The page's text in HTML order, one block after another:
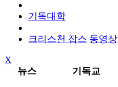
기독대학
크리스천 잡스 동영상
X
뉴스
기독교